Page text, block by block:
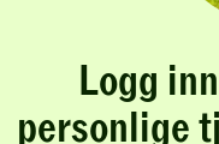
Logg
personlige